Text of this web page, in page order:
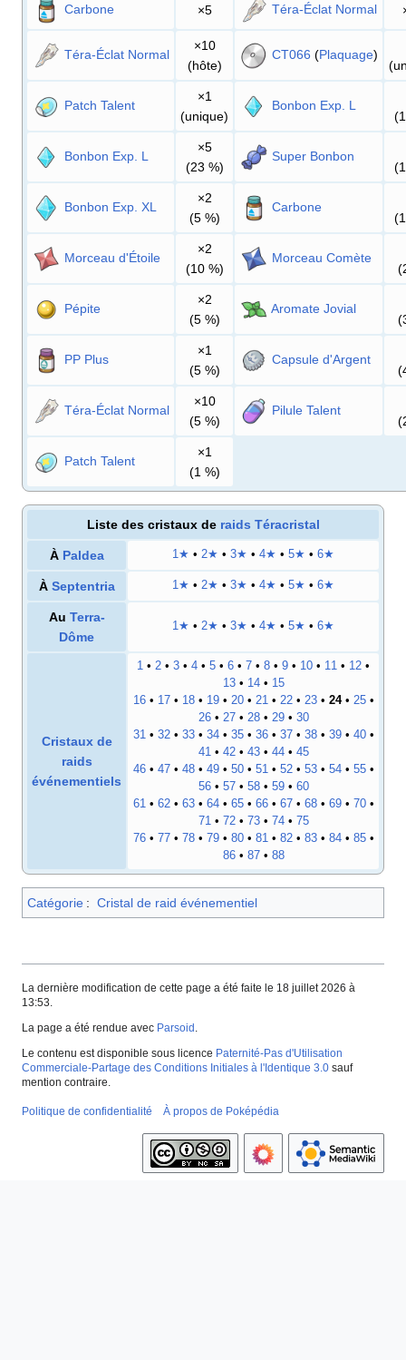
Carbone ×5 Téra-Éclat Normal
Téra-Éclat Normal
×10
(hôte)
CT066 (Plaquage)
Patch Talent
×1
(unique)
Bonbon Exp. L
Bonbon Exp. L
×5
(23 %)
Super Bonbon
Bonbon Exp. XL
×2
(5 %)
Carbone
Morceau d'Étoile
×2
(10 %)
Morceau Comète
Pépite
×2
(5 %)
Aromate Jovial
PP Plus
×1
(5 %)
Capsule d'Argent
Téra-Éclat Normal
×10
(5 %)
Pilule Talent
Patch Talent
×1
(1 %)
Liste des cristaux de raids Téracristal
À Paldea 1★ • 2★ • 3★ • 4★ • 5★ • 6★
À Septentria 1★ • 2★ • 3★ • 4★ • 5★ • 6★
Au Terra-
Dôme
1★ • 2★ • 3★ • 4★ • 5★ • 6★
Cristaux de
raids
événementiels
1 • 2 • 3 • 4 • 5 • 6 • 7 • 8 • 9 • 10 • 11 • 12 •
13• 14• 15
16• 17• 18• 19• 20• 21• 22• 23• 24• 25•
26• 27• 28• 29• 30
31• 32• 33• 34• 35• 36• 37• 38• 39• 40•
41• 42• 43• 44• 45
46• 47• 48• 49• 50• 51• 52• 53• 54• 55•
56• 57• 58• 59• 60
61• 62• 63• 64• 65• 66• 67• 68• 69• 70•
71• 72• 73• 74• 75
76• 77• 78• 79• 80• 81• 82• 83• 84• 85•
86• 87• 88
Catégorie : Cristal de raid événementiel
La dernière modification de cette page a été faite le 18 juillet 2026 à
13:53.
La page a été rendue avec Parsoid .
Le contenu est disponible sous licence Paternité-Pas d'Utilisation
Commerciale-Partage des Conditions Initiales à l'Identique 3.0 sauf
mention contraire.
Politique de confidentialité À propos de Poképédia